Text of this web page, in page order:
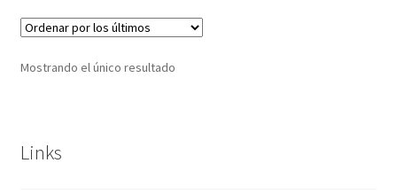
Mostrando el único resultado
Links